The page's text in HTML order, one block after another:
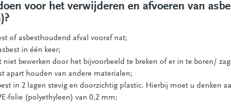
voor het verwijderen en afvoeren van
of asbesthoudend afval vooraf nat;
in één keer;
niet bewerken door het bijvoorbeeld te breken of er in te boren/
apart houden van andere materialen;
in 2 lagen stevig en doorzichtig plastic. Hierbij moet u denken
folie (polyethyleen) van 0,2 mm;